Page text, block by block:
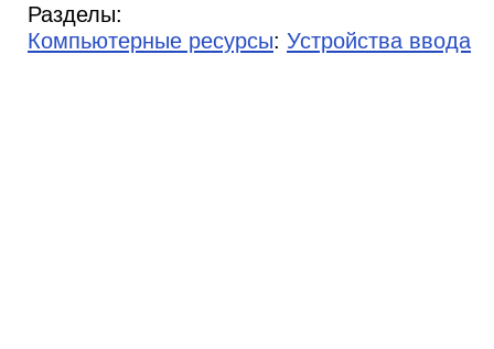
Разделы:
Компьютерные ресурсы: Устройства ввода